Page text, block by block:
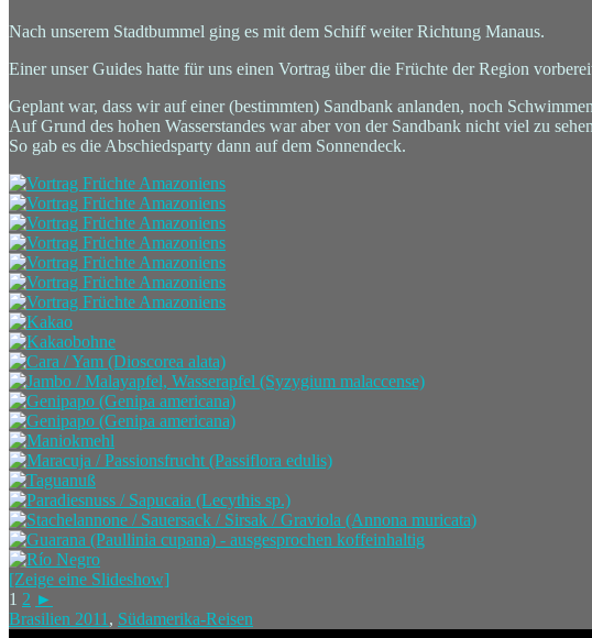
Nach unserem Stadtbummel ging es mit dem Schiff weiter Richtung Manaus.
Einer unser Guides hatte für uns einen Vortrag über die Früchte der Region
Geplant war, dass wir auf einer (bestimmten) Sandbank anlanden, noch
Auf Grund des hohen Wasserstandes war aber von der Sandbank nicht viel zu
So gab es die Abschiedsparty dann auf dem Sonnendeck.
[Zeige eine Slideshow]
1 2 ►
Brasilien 2011 , Südamerika-Reisen